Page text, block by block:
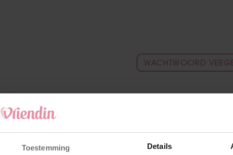
Toestemming Details
WACHTWOORD